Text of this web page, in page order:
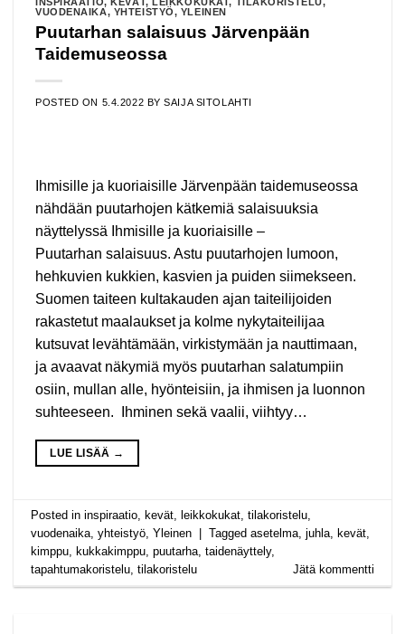
VUODENAIKA, YHTEISTYÖ, YLEINEN
Puutarhan salaisuus Järvenpään
Taidemuseossa
POSTED ON 5.4.2022 BYSAIJA SITOLAHTI
Ihmisille ja kuoriaisille Järvenpään taidemuseossa
nähdään puutarhojen kätkemiä salaisuuksia
näyttelyssä Ihmisille ja kuoriaisille –
Puutarhan salaisuus. Astu puutarhojen lumoon,
hehkuvien kukkien, kasvien ja puiden siimekseen.
Suomen taiteen kultakauden ajan taiteilijoiden
rakastetut maalaukset ja kolme nykytaiteilijaa
kutsuvat levähtämään, virkistymään ja nauttimaan,
ja avaavat näkymiä myös puutarhan salatumpiin
osiin, mullan alle, hyönteisiin, ja ihmisen ja luonnon
suhteeseen. Ihminen sekä vaalii, viihtyy…
LUE LISÄÄ →
Posted ininspiraatio ,kevät ,leikkokukat ,tilakoristelu
vuodenaika ,yhteistyö ,Yleinen | Taggedasetelma ,juhla ,kevät
kimppu ,kukkakimppu ,puutarha ,taidenäyttely,
tapahtumakoristelu ,tilakoristelu Jätä kommentti